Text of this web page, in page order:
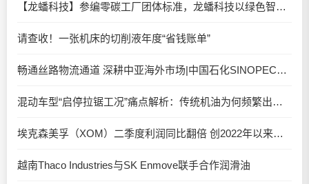
【龙蟠科技】参编零碳工厂团体标准，龙蟠科技以绿色智造锚定零碳未来
请查收！一张机床的切削液年度“省钱账单”
畅通丝路物流通道 深耕中亚海外市场|中国石化SINOPEC润滑油北京-阿拉木图图定班列顺利抵达
混动车型“启停拉锯工况”痛点解析：传统机油为何频繁出现油泥堆积？
埃克森美孚（XOM）二季度利润同比翻倍 创2022年以来新高
越南Thaco Industries与SK Enmove联手合作润滑油